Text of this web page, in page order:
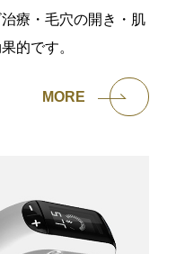
療・毛穴の開き・肌
的です。
MORE